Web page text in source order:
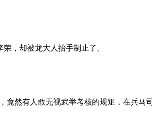
却被龙大人抬手制止了。
有人敢无视武举考核的规矩，在兵马司